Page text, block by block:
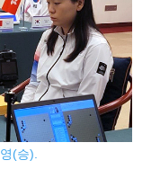
(승).